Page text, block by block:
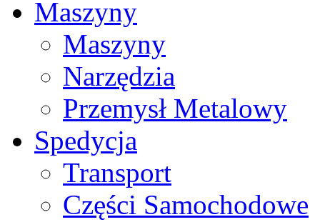
Maszyny
Maszyny
Narzędzia
Przemysł Metalowy
Spedycja
Transport
Części Samochodowe